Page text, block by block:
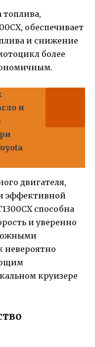
обеспечивает
и снижение
более
и
двигателя,
эффективной
способна
и уверенно
невероятно
круизере